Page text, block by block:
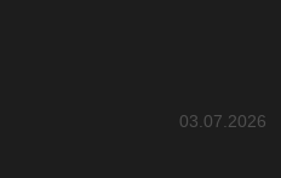
03.07.2026